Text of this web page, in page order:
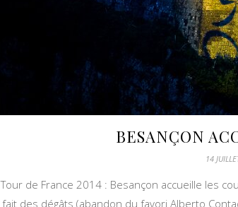
BESANÇON
14
Tour de France 2014 : Besançon accueille les
fait des dégâts (abandon du favori Alberto